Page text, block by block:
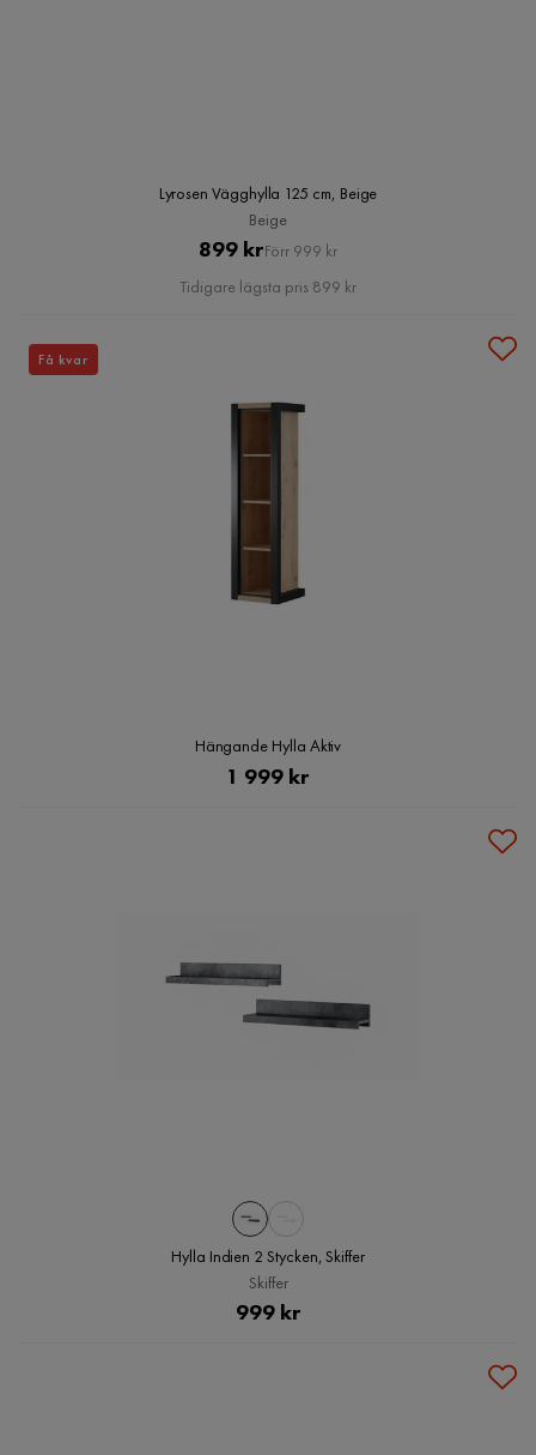
Lyrosen Vägghylla 125 cm, Beige
Beige
Pris
899 krOriginal
Pris
Förr 999 kr
Tidigare lägsta pris 899 kr
Hängande Hylla Aktiv
Pris
1 999 kr
Få kvar
Hylla Indien 2 Stycken, Skiffer
Skiffer
Pris
999 kr